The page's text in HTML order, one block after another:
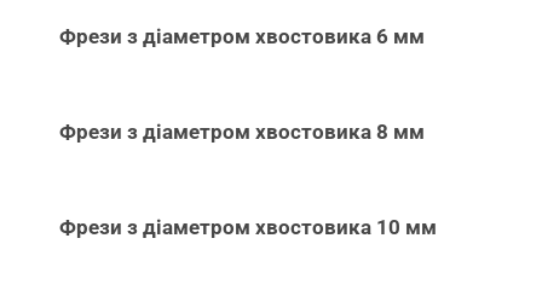
Фрези з діаметром хвостовика 6 мм
Фрези з діаметром хвостовика 8 мм
Фрези з діаметром хвостовика 10 мм